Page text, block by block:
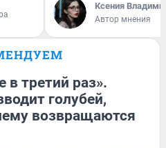
Ксения
Автор мнения
в третий раз».
голубей,
возвращаются